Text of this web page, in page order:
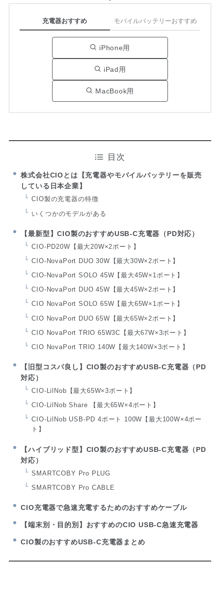
充電器おすすめ モバイルバッテリーおすすめ
iPhone用
iPad用
MacBook用
目次
株式会社CIOとは【充電器やモバイルバッテリーを販売
している日本企業】
CIO製の充電器の特徴
いくつかのモデルがある
【最新型】CIO製のおすすめUSB-C充電器（PD対応）
CIO-PD20W【最大20W×2ポート】
CIO-NovaPort DUO 30W【最大30W×2ポート】
CIO-NovaPort SOLO 45W【最大45W×1ポート】
CIO-NovaPort DUO 45W【最大45W×2ポート】
CIO NovaPort SOLO 65W【最大65W×1ポート】
CIO NovaPort DUO 65W【最大65W×2ポート】
CIO NovaPort TRIO 65W3C【最大67W×3ポート】
CIO NovaPort TRIO 140W【最大140W×3ポート】
【旧型コスパ良し】CIO製のおすすめUSB-C充電器（PD
対応）
CIO-LilNob【最大65W×3ポート】
CIO-LilNob Share 【最大65W×4ポート】
CIO-LilNob USB-PD 4ポート 100W【最大100W×4ポー
ト】
【ハイブリッド型】CIO製のおすすめUSB-C充電器（PD
対応）
SMARTCOBY Pro PLUG
SMARTCOBY Pro CABLE
CIO充電器で急速充電するためのおすすめケーブル
【端末別・目的別】おすすめのCIO USB-C急速充電器
CIO製のおすすめUSB-C充電器まとめ